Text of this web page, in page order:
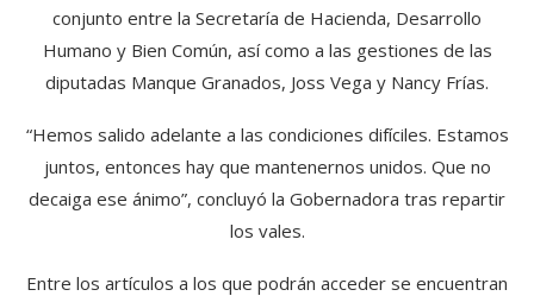
conjunto entre la Secretaría de Hacienda, Desarrollo
Humano y Bien Común, así como a las gestiones de las
diputadas Manque Granados, Joss Vega y Nancy Frías.
“Hemos salido adelante a las condiciones difíciles. Estamos
juntos, entonces hay que mantenernos unidos. Que no
decaiga ese ánimo”, concluyó la Gobernadora tras repartir
los vales.
Entre los artículos a los que podrán acceder se encuentran